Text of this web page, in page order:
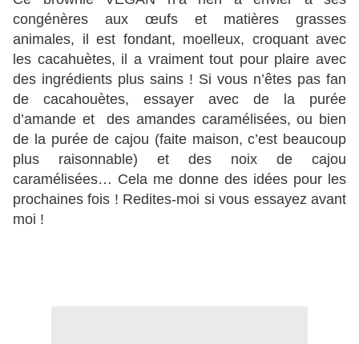
congénères aux œufs et matières grasses
animales, il est fondant, moelleux, croquant avec
les cacahuètes, il a vraiment tout pour plaire avec
des ingrédients plus sains ! Si vous n’êtes pas fan
de cacahouètes, essayer avec de la purée
d’amande et des amandes caramélisées, ou bien
de la purée de cajou (faite maison, c’est beaucoup
plus raisonnable) et des noix de cajou
caramélisées… Cela me donne des idées pour les
prochaines fois ! Redites-moi si vous essayez avant
moi !